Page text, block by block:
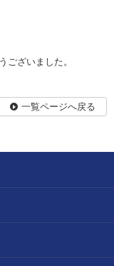
ございました。
一覧ページへ戻る